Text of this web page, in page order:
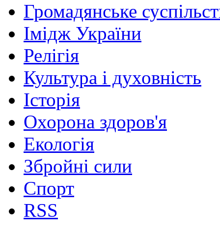
Громадянське
Імідж України
Релігія
Культура і духовність
Історія
Охорона здоров'я
Екологія
Збройні сили
Спорт
RSS